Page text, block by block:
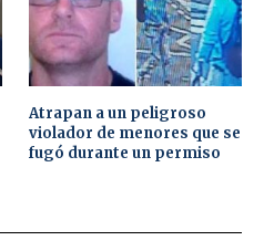
Atrapan a un peligroso
violador de menores que se
fugó durante un permiso